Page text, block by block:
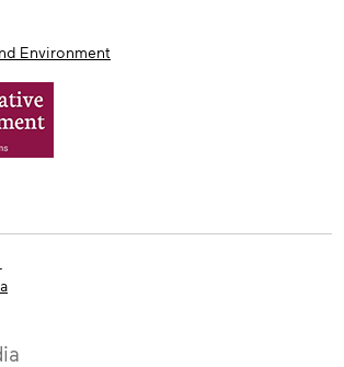
Environment